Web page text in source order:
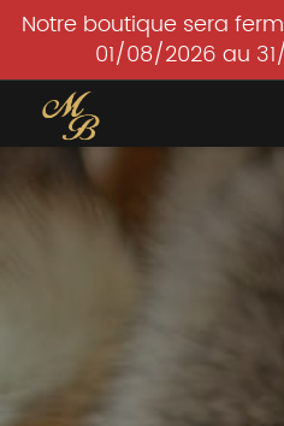
Notre boutique sera
01/08/2026 au